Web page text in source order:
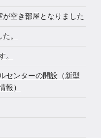
空き部屋となりました
。
。
センターの開設（新型
報）